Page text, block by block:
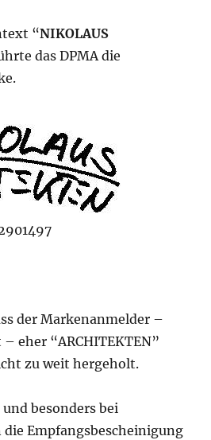
“NIKOLAUS
das DPMA die
der Markenanmelder –
eher “ARCHITEKTEN”
zu weit hergeholt.
besonders bei
Empfangsbescheinigung